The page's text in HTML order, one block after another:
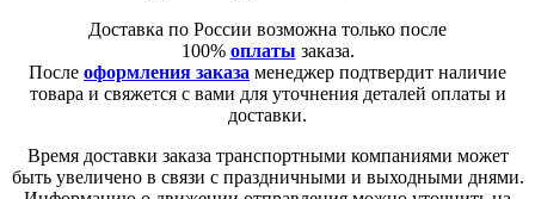
Доставка по России возможна только после
100% оплаты заказа.
После оформления заказа менеджер подтвердит наличие
товара и свяжется с вами для уточнения деталей оплаты и
доставки.
Время доставки заказа транспортными компаниями может
быть увеличено в связи с праздничными и выходными днями.